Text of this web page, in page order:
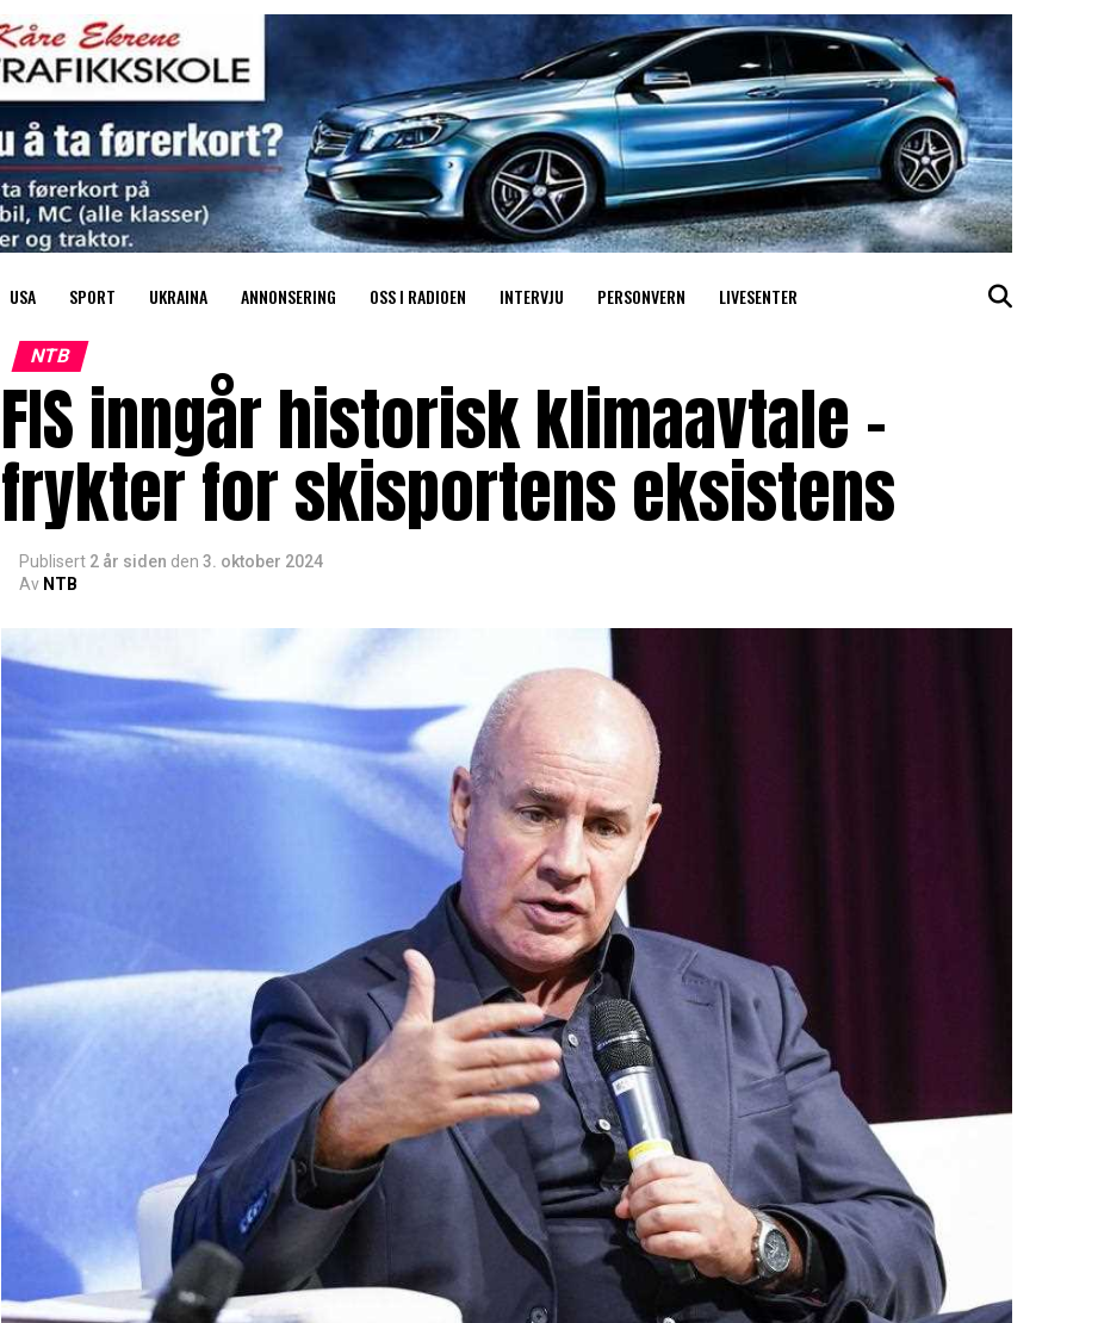
USA SPORT UKRAINA ANNONSERING OSS I RADIOEN INTERVJU PERSONVERN LIVESENTER
NTB
FIS inngår historisk klimaavtale –
frykter for skisportens eksistens
Publisert 2 år siden den 3. oktober 2024
Av NTB